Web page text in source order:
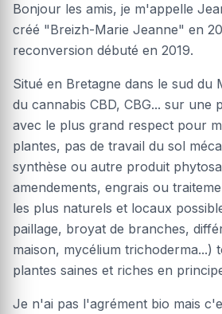
Bonjour les amis, je m'appelle
créé "Breizh-Marie Jeanne" en
reconversion débuté en 2019.
Situé en Bretagne dans le sud du
du cannabis CBD, CBG... sur une
avec le plus grand respect pour
plantes, pas de travail du sol
synthèse ou autre produit
amendements, engrais ou
les plus naturels et locaux
paillage, broyat de branches,
maison, mycélium trichoderma...)
plantes saines et riches en
Je n'ai pas l'agrément bio mais